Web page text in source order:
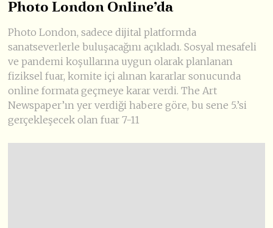
Photo London Online’da
Photo London, sadece dijital platformda
sanatseverlerle buluşacağını açıkladı. Sosyal mesafeli
ve pandemi koşullarına uygun olarak planlanan
fiziksel fuar, komite içi alınan kararlar sonucunda
online formata geçmeye karar verdi. The Art
Newspaper’ın yer verdiği habere göre, bu sene 5.’si
gerçekleşecek olan fuar 7-11